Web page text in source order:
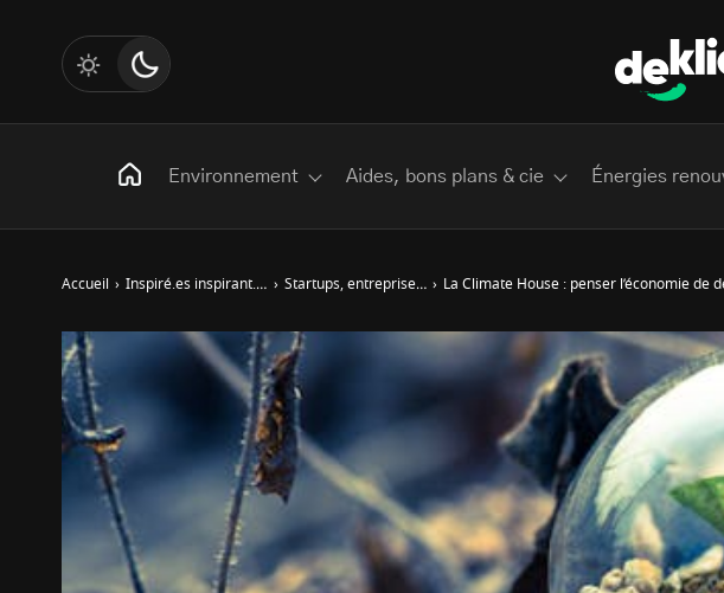
Accueil › Inspiré.es inspirant.es › Startups, entreprises environnementales › La Climate House : penser l’économie de
Environnement Aides, bons plans & cie Énergies
Rechercher
Les mots clés les plus
Transition Écologique deklic kids